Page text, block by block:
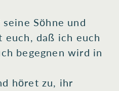
seine Söhne und
euch, daß ich euch
begegnen wird in
höret zu, ihr